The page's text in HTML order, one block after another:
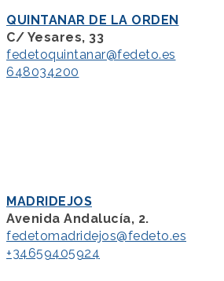
QUINTANAR DE LA ORDEN
C/ Yesares, 33
fedetoquintanar@fedeto.es
648034200
MADRIDEJOS
Avenida Andalucía, 2.
fedetomadridejos@fedeto.es
+34659405924